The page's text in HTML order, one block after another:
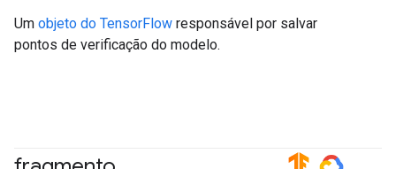
Um objeto do TensorFlow responsável por salvar
pontos de verificação do modelo.
#TensorFlow #GoogleCloud